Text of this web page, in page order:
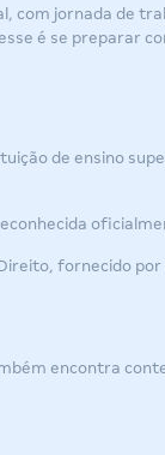
com jornada de
é se preparar
de ensino
fornecido
encontra